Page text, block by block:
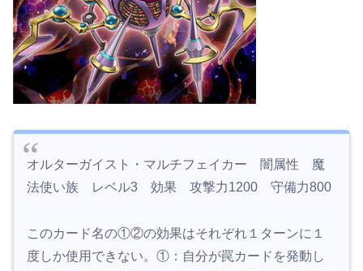
オルターガイスト・マルチフェイカー 闇属性 魔
法使い族 レベル3 効果 攻撃力1200 守備力800
このカード名の①②の効果はそれぞれ１ターンに１
度しか使用できない。①：自分が罠カードを発動し